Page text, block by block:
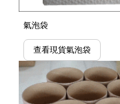
氣泡袋
查看現貨氣泡袋